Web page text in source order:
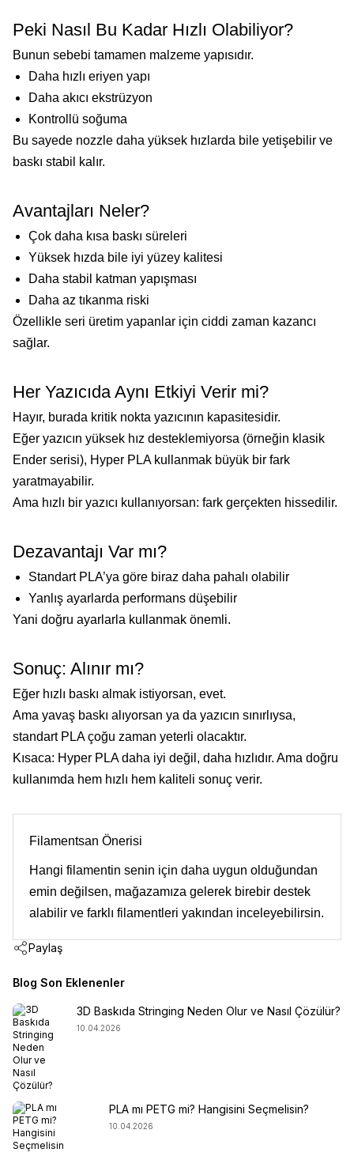
Peki Nasıl Bu Kadar Hızlı Olabiliyor?
Bunun sebebi tamamen malzeme yapısıdır.
Daha hızlı eriyen yapı
Daha akıcı ekstrüzyon
Kontrollü soğuma
Bu sayede nozzle daha yüksek hızlarda bile yetişebilir ve
baskı stabil kalır.
Avantajları Neler?
Çok daha kısa baskı süreleri
Yüksek hızda bile iyi yüzey kalitesi
Daha stabil katman yapışması
Daha az tıkanma riski
Özellikle seri üretim yapanlar için ciddi zaman kazancı
sağlar.
Her Yazıcıda Aynı Etkiyi Verir mi?
Hayır, burada kritik nokta yazıcının kapasitesidir.
Eğer yazıcın yüksek hız desteklemiyorsa (örneğin klasik
Ender serisi), Hyper PLA kullanmak büyük bir fark
yaratmayabilir.
Ama hızlı bir yazıcı kullanıyorsan: fark gerçekten hissedilir.
Dezavantajı Var mı?
Standart PLA’ya göre biraz daha pahalı olabilir
Yanlış ayarlarda performans düşebilir
Yani doğru ayarlarla kullanmak önemli.
Sonuç: Alınır mı?
Eğer hızlı baskı almak istiyorsan, evet.
Ama yavaş baskı alıyorsan ya da yazıcın sınırlıysa,
standart PLA çoğu zaman yeterli olacaktır.
Kısaca: Hyper PLA daha iyi değil, daha hızlıdır. Ama doğru
kullanımda hem hızlı hem kaliteli sonuç verir.
Filamentsan Önerisi
Hangi filamentin senin için daha uygun olduğundan
emin değilsen, mağazamıza gelerek birebir destek
alabilir ve farklı filamentleri yakından inceleyebilirsin.
Paylaş
Blog Son Eklenenler
3D Baskıda Stringing Neden Olur ve Nasıl Çözülür?
10.04.2026
PLA mı PETG mi? Hangisini Seçmelisin?
10.04.2026